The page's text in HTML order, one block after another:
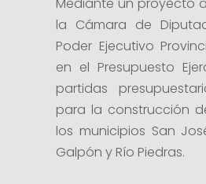
la Cámara de
Poder Ejecutivo
en el Presupuesto
partidas
para la construcción
los municipios San
Galpón y Río Piedras.